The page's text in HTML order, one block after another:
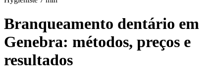
Branqueamento dentário em
Genebra: métodos, preços e
resultados